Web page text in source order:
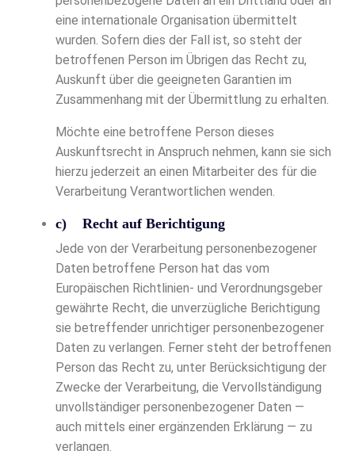
eine internationale Organisation übermittelt
wurden. Sofern dies der Fall ist, so steht der
betroffenen Person im Übrigen das Recht zu,
Auskunft über die geeigneten Garantien im
Zusammenhang mit der Übermittlung zu erhalten.
Möchte eine betroffene Person dieses
Auskunftsrecht in Anspruch nehmen, kann sie sich
hierzu jederzeit an einen Mitarbeiter des für die
Verarbeitung Verantwortlichen wenden.
c) Recht auf Berichtigung
Jede von der Verarbeitung personenbezogener
Daten betroffene Person hat das vom
Europäischen Richtlinien- und Verordnungsgeber
gewährte Recht, die unverzügliche Berichtigung
sie betreffender unrichtiger personenbezogener
Daten zu verlangen. Ferner steht der betroffenen
Person das Recht zu, unter Berücksichtigung der
Zwecke der Verarbeitung, die Vervollständigung
unvollständiger personenbezogener Daten —
auch mittels einer ergänzenden Erklärung — zu
verlangen.